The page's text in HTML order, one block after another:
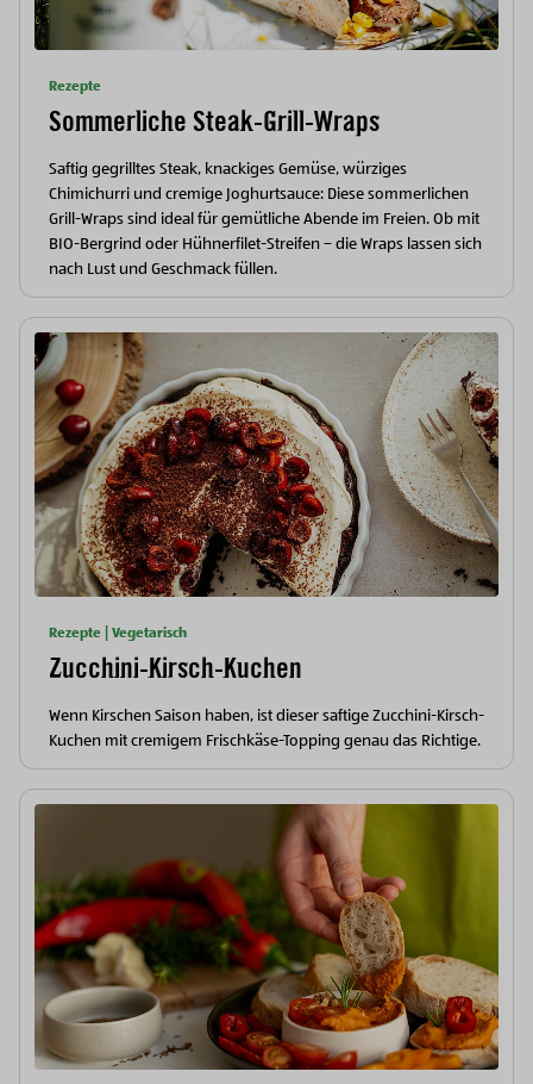
Rezepte
Sommerliche Steak-Grill-Wraps
Saftig gegrilltes Steak, knackiges Gemüse, würziges
Chimichurri und cremige Joghurtsauce: Diese sommerlichen
Grill-Wraps sind ideal für gemütliche Abende im Freien. Ob mit
BIO-Bergrind oder Hühnerfilet-Streifen – die Wraps lassen sich
nach Lust und Geschmack füllen.
Rezepte | Vegetarisch
Zucchini-Kirsch-Kuchen
Wenn Kirschen Saison haben, ist dieser saftige Zucchini-Kirsch-
Kuchen mit cremigem Frischkäse-Topping genau das Richtige.